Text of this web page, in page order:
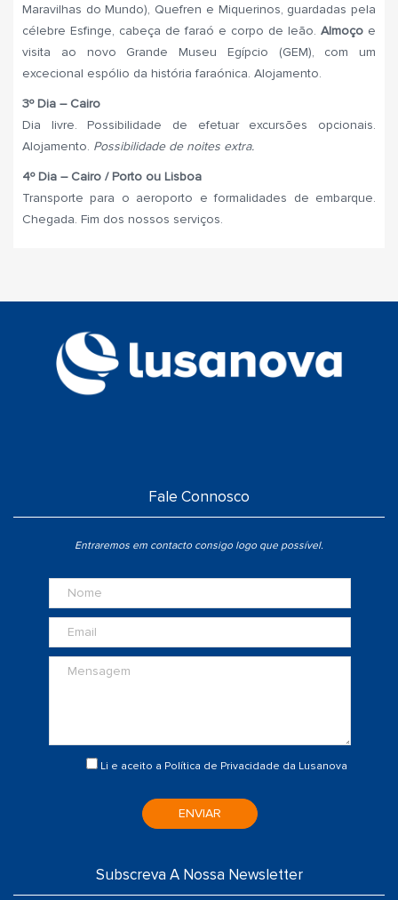
Maravilhas do Mundo), Quefren e Miquerinos, guardadas pela
célebre Esfinge, cabeça de faraó e corpo de leão. Almoço e
visita ao novo Grande Museu Egípcio (GEM), com um
excecional espólio da história faraónica. Alojamento.
3º Dia – Cairo
Dia livre. Possibilidade de efetuar excursões opcionais.
Alojamento. Possibilidade de noites extra.
4º Dia – Cairo / Porto ou Lisboa
Transporte para o aeroporto e formalidades de embarque.
Chegada. Fim dos nossos serviços.
Fale Connosco
Entraremos em contacto consigo logo que possível.
Li e aceito a Política de Privacidade da Lusanova
ENVIAR
Subscreva A Nossa Newsletter